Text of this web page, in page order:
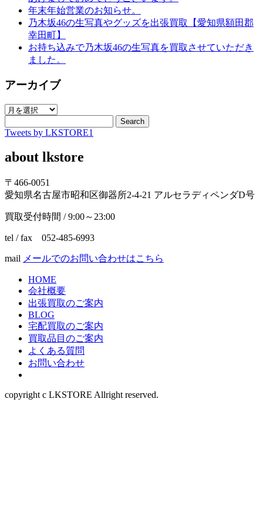
年末年始営業のお知らせ。
乃木坂46の生写真やグッズを出張買取【愛知県額田郡
幸田町】
お持ち込みで乃木坂46の生写真を買取させていただき
ました。
アーカイブ
ア
カ
ブ
Search
Tweets by LKSTORE1
about lkstore
〒466-0051
愛知県名古屋市昭和区御器所2-4-21 アルセラディペンダD号
買取受付時間 / 9:00～23:00
tel / fax 052-485-6993
mail メールでのお問い合わせはこちら
HOME
会社概要
出張買取のご案内
BLOG
宅配買取のご案内
買取品目のご案内
よくある質問
お問い合わせ
copyright c LKSTORE Allright reserved.